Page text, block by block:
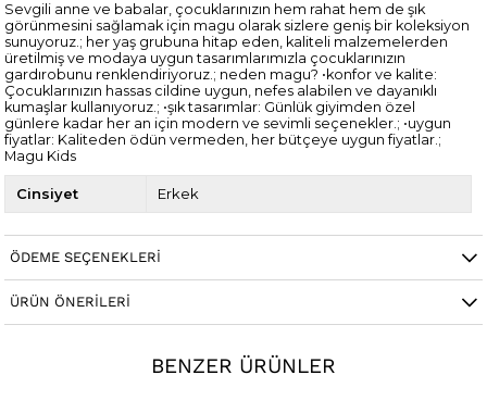
Sevgili anne ve babalar, çocuklarınızın hem rahat hem de şık
görünmesini sağlamak için magu olarak sizlere geniş bir koleksiyon
sunuyoruz.; her yaş grubuna hitap eden, kaliteli malzemelerden
üretilmiş ve modaya uygun tasarımlarımızla çocuklarınızın
gardırobunu renklendiriyoruz.; neden magu? •konfor ve kalite:
Çocuklarınızın hassas cildine uygun, nefes alabilen ve dayanıklı
kumaşlar kullanıyoruz.; •şık tasarımlar: Günlük giyimden özel
günlere kadar her an için modern ve sevimli seçenekler.; •uygun
fiyatlar: Kaliteden ödün vermeden, her bütçeye uygun fiyatlar.;
Magu Kids
Cinsiyet Erkek
ÖDEME SEÇENEKLERI
ÜRÜN ÖNERILERI
BENZER ÜRÜNLER